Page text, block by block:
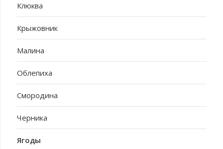
Клюква
Крыжовник
Малина
Облепиха
Смородина
Черника
Ягоды